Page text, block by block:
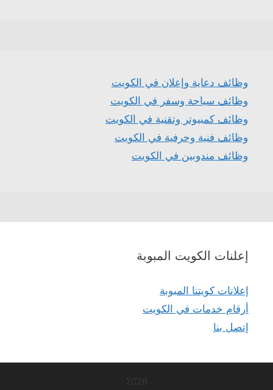
وظائف دعاية وإعلان في الكويت
وظائف سياحة وسفر في الكويت
وظائف كمبيوتر وتقنية في الكويت
وظائف فنية وحرفية في الكويت
وظائف مندوبين في الكويت
إعلنات الكويت المبوبة
إعلانات كويتنا المبوبة
أرقام خدمات في الكويت
إتصل بنا
2026